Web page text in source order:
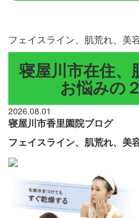
フェイスライン、肌荒れ、美
寝屋川市在住
お悩みの
2026.08.01
寝屋川市香里園院ブログ
フェイスライン、肌荒れ、美